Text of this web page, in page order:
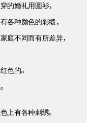
的婚礼用圆衫，
各种颜色的彩缎，
庭不同而有所差异，
色的。
上有各种刺绣。